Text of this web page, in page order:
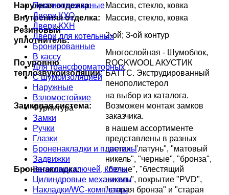
Противопожарные
Двери КХО
Двери КХН
Двери для котельных
Бронированные
В кассу
Для трансформаторных
С шумоизоляцией
Наружные
Взломостойкие
Фурнитура
Замки
Ручки
Глазки
Броненакладки и пластины
Задвижки
Заготовки ключей, ключи
Цилиндровые механизмы
Накладки/WC-комплекты
Наружная отделка:
Массив, стекло, ковка
Внутренняя отделка:
Массив, стекло, ковка
Резиновый
уплотнитель:
2-ой; 3-ой контур
По уровню
теплозвукоизоляции:
Многослойная - Шумоблок,
ROCKWOOL АКУСТИК
БАТТС. Экструдированный
пенополистерол
Замковая система:
на выбор из каталога.
Возможен монтаж замков
заказчика.
Броненакладка:
в нашем ассортименте
представлены в разных
цветах: "латунь", "матовый
никель", "черные", "бронза",
"белые", "блестящий
никель", покрытие "PVD",
"старая бронза" и "старая